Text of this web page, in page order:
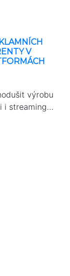
V
výrobu
i streaming…